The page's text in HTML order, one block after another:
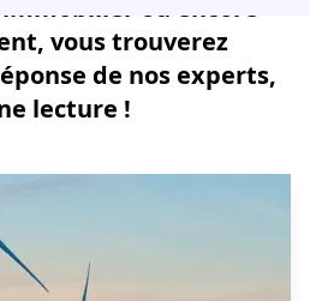
ou encore
vous trouverez
de nos experts,
lecture !